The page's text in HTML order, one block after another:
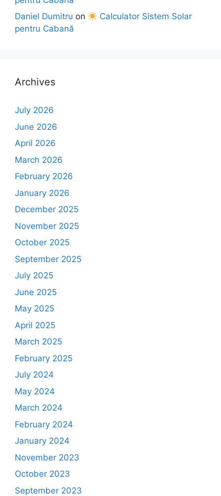
Daniel Dumitru on
Calculator Sistem Solar
pentru Cabană
Archives
July 2026
June 2026
April 2026
March 2026
February 2026
January 2026
December 2025
November 2025
October 2025
September 2025
July 2025
June 2025
May 2025
April 2025
March 2025
February 2025
July 2024
May 2024
March 2024
February 2024
January 2024
November 2023
October 2023
September 2023